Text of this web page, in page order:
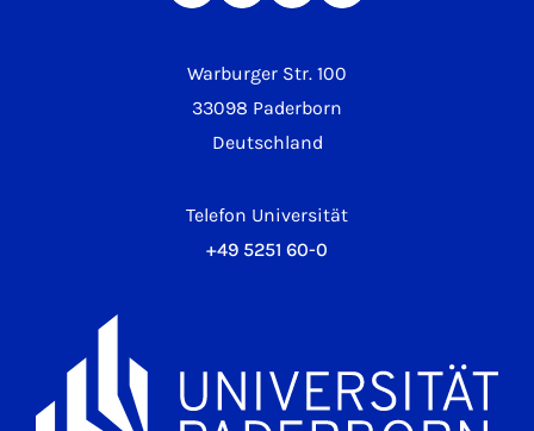
Warburger Str. 100
33098 Paderborn
Deutschland
Telefon Universität
+49 5251 60-0